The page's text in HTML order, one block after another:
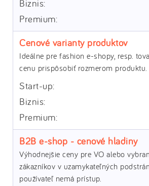
Cenové varianty produktov
Ideálne pre fashion e-shopy, resp.
cenu prispôsobiť rozmerom produktu.
B2B e-shop - cenové hladiny
Výhodnejšie ceny pre VO alebo
zákazníkov v uzamykateľných
používateľ nemá prístup.